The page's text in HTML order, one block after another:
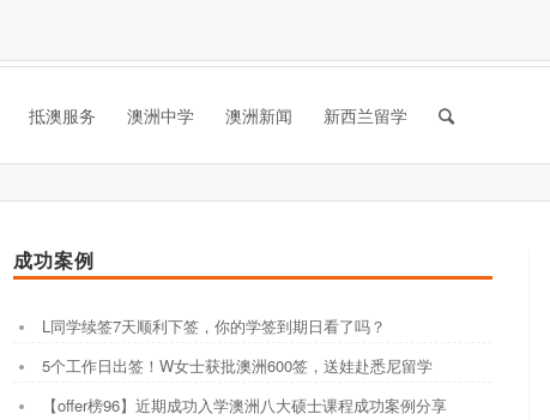
抵澳服务 澳洲中学 澳洲新闻 新西兰留学
成功案例
L同学续签7天顺利下签，你的学签到期日看了吗？
5个工作日出签！W女士获批澳洲600签，送娃赴悉尼留学
【offer榜96】近期成功入学澳洲八大硕士课程成功案例分享